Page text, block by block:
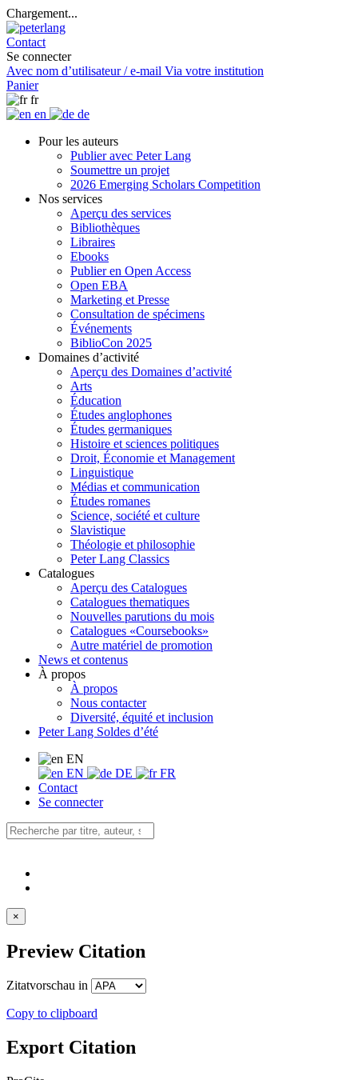
Chargement...
Contact
Se connecter
Avec nom d’utilisateur / e-mail Via votre institution
Panier
fr
en
de
Pour les auteurs
Publier avec Peter Lang
Soumettre un projet
2026 Emerging Scholars Competition
Nos services
Aperçu des services
Bibliothèques
Libraires
Ebooks
Publier en Open Access
Open EBA
Marketing et Presse
Consultation de spécimens
Événements
BiblioCon 2025
Domaines d’activité
Aperçu des Domaines d’activité
Arts
Éducation
Études anglophones
Études germaniques
Histoire et sciences politiques
Droit, Économie et Management
Linguistique
Médias et communication
Études romanes
Science, société et culture
Slavistique
Théologie et philosophie
Peter Lang Classics
Catalogues
Aperçu des Catalogues
Catalogues thematiques
Nouvelles parutions du mois
Catalogues «Coursebooks»
Autre matériel de promotion
News et contenus
À propos
À propos
Nous contacter
Diversité, équité et inclusion
Peter Lang Soldes d’été
EN
EN
DE
FR
Contact
Se connecter
×
Preview Citation
Zitatvorschau in
Copy to clipboard
Export Citation